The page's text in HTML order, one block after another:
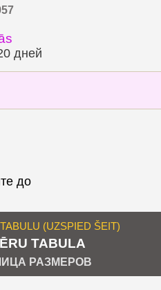
дней
до
(UZSPIED ŠEIT)
TABULA
РАЗМЕРОВ